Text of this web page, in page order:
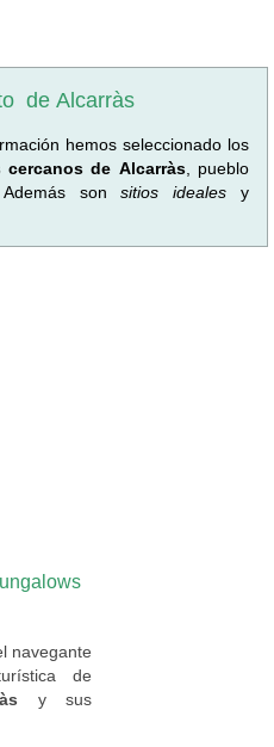
de Alcarràs
hemos seleccionado los
de Alcarràs, pueblo
sonsitios idealesy
navegante
de
y sus